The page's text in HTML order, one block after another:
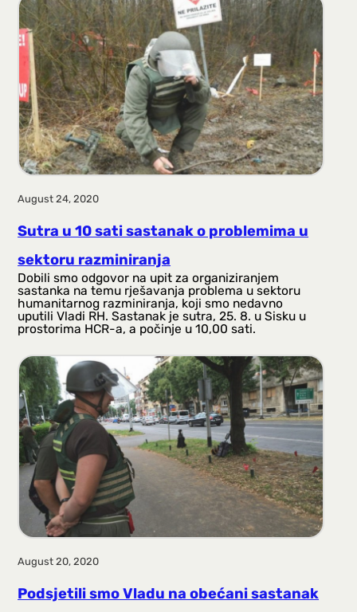
August 24, 2020
Sutra u 10 sati sastanak o problemima u
sektoru razminiranja
Dobili smo odgovor na upit za organiziranjem
sastanka na temu rješavanja problema u sektoru
humanitarnog razminiranja, koji smo nedavno
uputili Vladi RH. Sastanak je sutra, 25. 8. u Sisku u
prostorima HCR-a, a počinje u 10,00 sati.
August 20, 2020
Podsjetili smo Vladu na obećani sastanak